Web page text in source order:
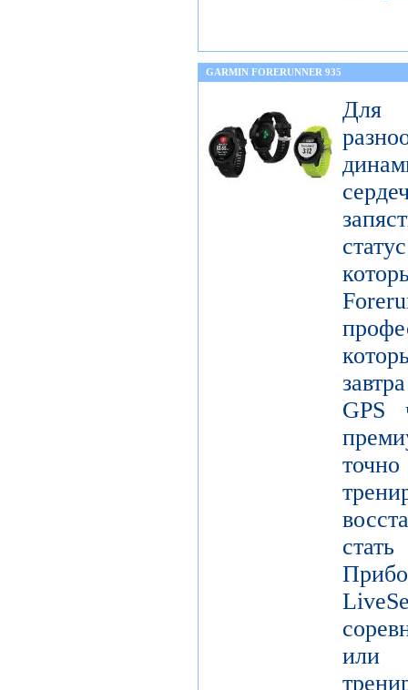
GARMIN FORERUNNER 935
Для
GPS
или